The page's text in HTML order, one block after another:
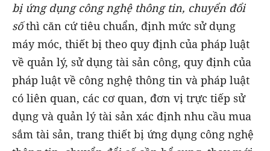
bị ứng dụng công nghệ thông tin, chuyển đổi
sốthì căn cứ tiêu chuẩn, định mức sử dụng
máy móc, thiết bị theo quy định của pháp luật
về quản lý, sử dụng tài sản công, quy định của
pháp luật về công nghệ thông tin và pháp luật
có liên quan, các cơ quan, đơn vị trực tiếp sử
dụng và quản lý tài sản xác định nhu cầu mua
sắm tài sản, trang thiết bị ứng dụng công nghệ